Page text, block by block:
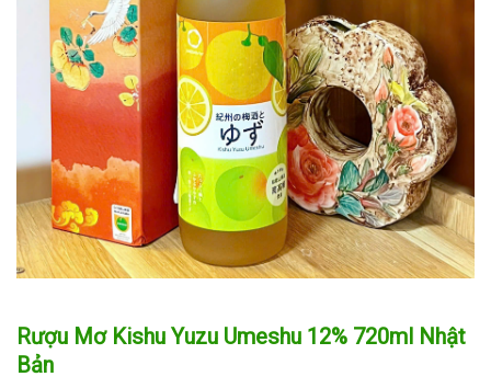
Rượu Mơ Kishu Yuzu Umeshu 12% 720ml Nhật
Bản